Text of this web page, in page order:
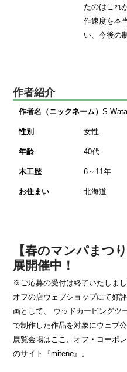
たのはこれ
作速度を本
い、今後の
作者紹介
作者名（ニックネーム）
性別 女性
年齢 40代
木工歴 6～11年
お住まい 北海道
【春のマンパまつ
展開催中！
※ご応募の受付は終了いたしま
オフの店ウェブショップにて好
画として、 ウッドカービングツ
で制作した作品を対象にウェブ
展覧会場はここ、オフ・コーポ
のサイト『mitene』。